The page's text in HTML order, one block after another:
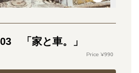
「家と車。」
990